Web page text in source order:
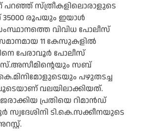
പറഞ്ഞ് സ്ത്രീകളിലൊരാളുടെ
രൂപയും ഇയാൾ
വിവിധ പോലീസ്
11 കേസുകളിൽ
പേരാവൂർ പോലീസ്
സബ്
പഴുതടച്ച
വലയിലാക്കിയത്.
പ്രതിയെ റിമാൻഡ്
ടി.കെ.സക്കീനയുടെ